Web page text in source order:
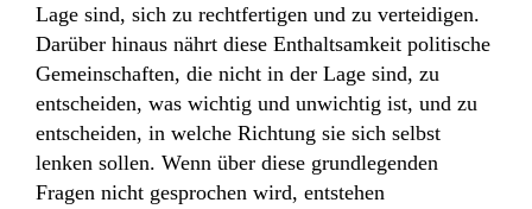
Lage sind, sich zu rechtfertigen und zu verteidigen.
Darüber hinaus nährt diese Enthaltsamkeit politische
Gemeinschaften, die nicht in der Lage sind, zu
entscheiden, was wichtig und unwichtig ist, und zu
entscheiden, in welche Richtung sie sich selbst
lenken sollen. Wenn über diese grundlegenden
Fragen nicht gesprochen wird, entstehen